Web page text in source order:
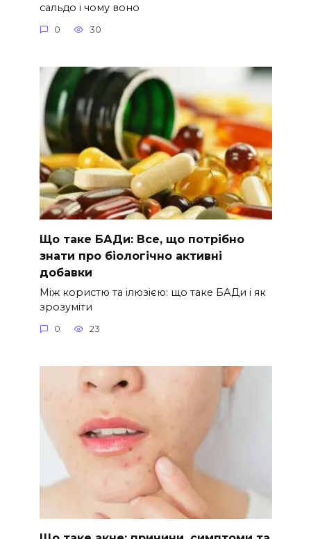
сальдо і чому воно
0 30
Що таке БАДи: Все, що потрібно
знати про біологічно активні
добавки
Між користю та ілюзією: що таке БАДи і як
зрозуміти
0 23